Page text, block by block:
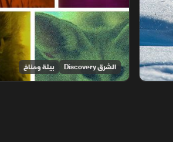
الشرق Discovery بيئة ومناخ